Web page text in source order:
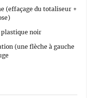
(effaçage du totaliseur +
plastique noir
(une flèche à gauche